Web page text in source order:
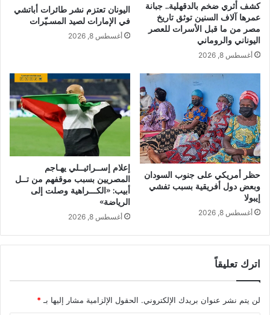
كشف أثري ضخم بالدقهلية.. جبانة
عمرها آلاف السنين توثق تاريخ
مصر من ما قبل الأسرات للعصر
اليوناني والروماني
أغسطس 8, 2026
اليونان تعتزم نشر طائرات أباتشي
في الإمارات لصيد المسـيّرات
أغسطس 8, 2026
حظر أمريكي على جنوب السودان
وبعض دول أفريقية بسبب تفشي
إيبولا
أغسطس 8, 2026
إعلام إســرائيــلي يهـاجم
المصريين بسبب موقفهم من تــل
أبيب: «الكـــراهية وصلت إلى
الرياضة»
أغسطس 8, 2026
اترك تعليقاً
لن يتم نشر عنوان بريدك الإلكتروني. الحقول الإلزامية مشار إليها بـ*